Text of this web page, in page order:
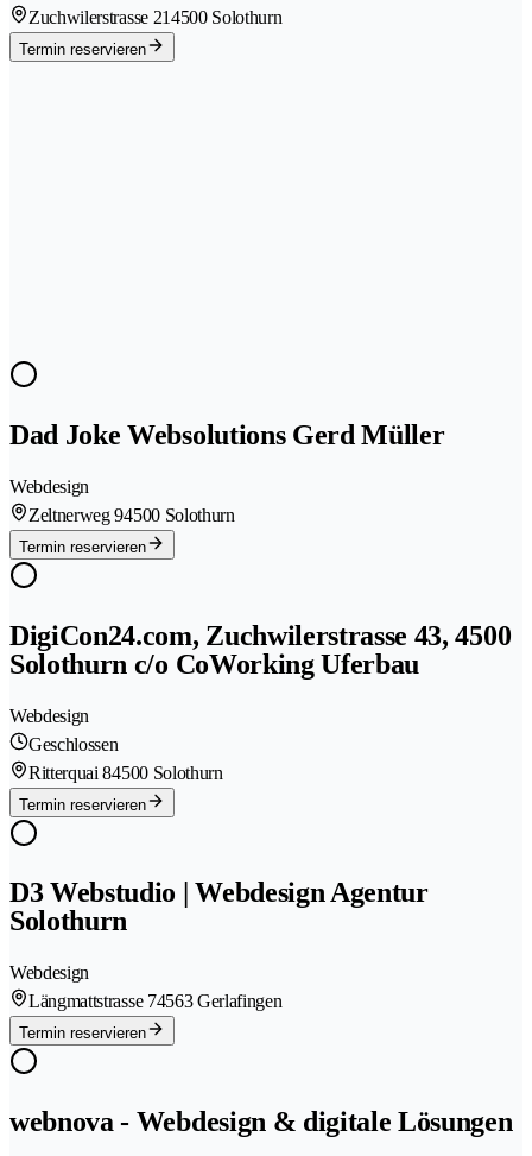
Zuchwilerstrasse 214500 Solothurn
Termin reservieren
Dad Joke Websolutions Gerd Müller
Webdesign
Zeltnerweg 94500 Solothurn
Termin reservieren
DigiCon24.com, Zuchwilerstrasse 43, 4500
Solothurn c/o CoWorking Uferbau
Webdesign
Geschlossen
Ritterquai 84500 Solothurn
Termin reservieren
D3 Webstudio | Webdesign Agentur
Solothurn
Webdesign
Längmattstrasse 74563 Gerlafingen
Termin reservieren
webnova - Webdesign & digitale Lösungen